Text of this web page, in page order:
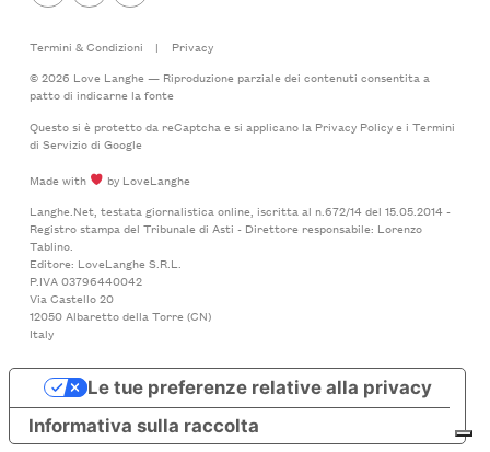
Termini & Condizioni |
Privacy
© 2026 Love Langhe — Riproduzione parziale dei contenuti consentita a
patto di indicarne la fonte
Questo si è protetto da reCaptcha e si applicano la Privacy Policye i Termini
di Serviziodi Google
Made with
by LoveLanghe
Langhe.Net, testata giornalistica online, iscritta al n.672/14 del 15.05.2014 -
Registro stampa del Tribunale di Asti - Direttore responsabile: Lorenzo
Tablino.
Editore: LoveLanghe S.R.L.
P.IVA 03796440042
Via Castello 20
12050 Albaretto della Torre (CN)
Italy
Informativa sulla raccolta
Le tue preferenze relative alla privacy